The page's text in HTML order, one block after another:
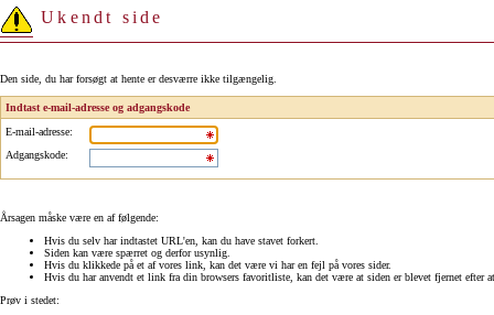
Ukendt side
Den side, du har forsøgt at hente er desværre ikke tilgængelig.
Indtast e-mail-adresse og adgangskode
E-mail-adresse:
Adgangskode:
Årsagen måske være en af følgende:
Hvis du selv har indtastet URL'en, kan du have stavet forkert.
Siden kan være spærret og derfor usynlig.
Hvis du klikkede på et af vores link, kan det være vi har en fejl på vores sider.
Hvis du har anvendt et link fra din browsers favoritliste, kan det være at siden er blevet fjernet efter
Prøv i stedet: